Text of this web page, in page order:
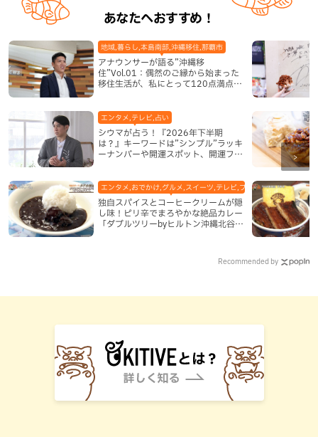
あなたへおすすめ！
アナウンサーが語る”沖縄移
住”Vol.01：偶然のご縁から始まった
移住生活が、私にとって120点満点に
地域,暮らし,本島南部,沖縄移住,那覇市
シウマが占う！『2026年下半期
は？』キーワードは”シンプル”ラッキ
ーナンバーや開運スポット、開運フー
エンタメ,テレビ,占い
独自スパイスとコーヒークリームが隠
し味！ピリ辛でまろやかな絶品カレー
「ダブルツリーbyヒルトン沖縄北谷リ
エンタメ,おでかけ,グルメ,スイーツ,テレビ,ブッフェ・バイキング,
Recommended by